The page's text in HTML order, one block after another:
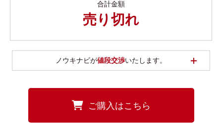
合計金額
売り切れ
ノウキナビが値段交渉いたします。
ご購入はこちら